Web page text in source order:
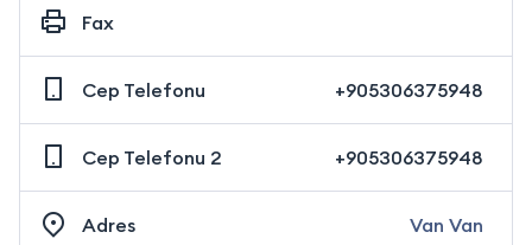
Fax
Cep Telefonu +905306375948
Cep Telefonu 2 +905306375948
Adres Van Van